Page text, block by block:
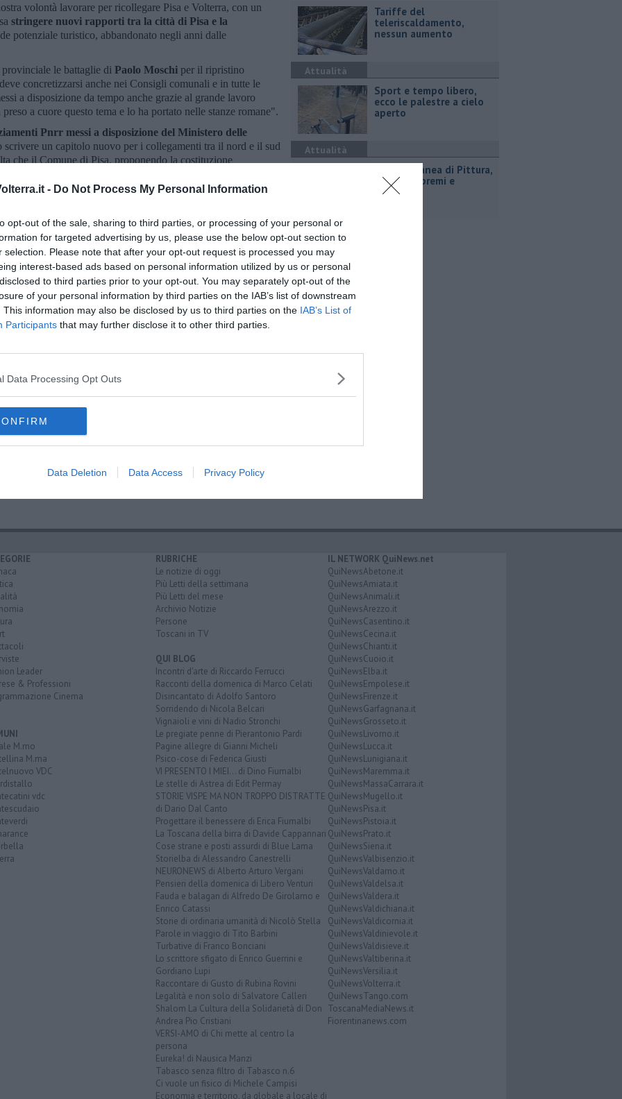
- Do Not Process My Personal Information
opt-out of the sale, sharing to third parties, or processing of your personal or
for targeted advertising by us, please use the below opt-out section to
selection. Please note that after your opt-out request is processed you may
interest-based ads based on personal information utilized by us or personal
to third parties prior to your opt-out. You may separately opt-out of the
of your personal information by third parties on the IAB’s list of downstream
This information may also be disclosed by us to third parties on the IAB’s List of
Participants that may further disclose it to other third parties.
Data Processing Opt Outs
Data Deletion Data Access Privacy Policy
volontà lavorare per ricollegare Pisa e Volterra, con un
stringere nuovi rapporti tra la città di Pisa e la
potenziale turistico, abbandonato negli anni dalle
le battaglie di Paolo Moschi per il ripristino
concretizzarsi anche nei Consigli comunali e in tutte le
a disposizione da tempo anche grazie al grande lavoro
a cuore questo tema e lo ha portato nelle stanze romane".
Pnrr messi a disposizione del Ministero delle
scrivere un capitolo nuovo per i collegamenti tra il nord e il sud
che il Comune di Pisa, proponendo la costituzione
di rafforzare il legame con Volterra e Cecina: il nostro
sta già seguendo la questione ferroviaria: dobbiamo essere
la storia dei rapporti tra territori distanti ma dal grande
iscriviti allaNewsletter QUInews - ToscanaMedia.
nella tua casella di posta.
al progetto"
del treno
Tariffe del
teleriscaldamento,
nessun aumento
Attualità
Sport e tempo libero,
ecco le palestre a cielo
aperto
Attualità
Estemporanea di Pittura,
decine di premi e
menzioni
Leader
& Professioni
Cinema
M.mo
M.ma
VDC
vdc
RUBRICHE
Le notizie di oggi
Più Letti della settimana
Più Letti del mese
Archivio Notizie
Persone
Toscani in TV
QUI BLOG
Incontri d'arte di Riccardo Ferrucci
Racconti della domenica di Marco Celati
Disincantato di Adolfo Santoro
Sorridendo di Nicola Belcari
Vignaioli e vini di Nadio Stronchi
Le pregiate penne di Pierantonio Pardi
Pagine allegre di Gianni Micheli
Psico-cose di Federica Giusti
VI PRESENTO I MIEI... di Dino Fiumalbi
Le stelle di Astrea di Edit Permay
STORIE VISPE MA NON TROPPO DISTRATTE
di Dario Dal Canto
Progettare il benessere di Erica Fiumalbi
La Toscana della birra di Davide Cappannari
Cose strane e posti assurdi di Blue Lama
Storielba di Alessandro Canestrelli
NEURONEWS di Alberto Arturo Vergani
Pensieri della domenica di Libero Venturi
Fauda e balagan di Alfredo De Girolamo e
Enrico Catassi
Storie di ordinaria umanità di Nicolò Stella
Parole in viaggio di Tito Barbini
Turbative di Franco Bonciani
Lo scrittore sfigato di Enrico Guerrini e
Gordiano Lupi
Raccontare di Gusto di Rubina Rovini
Legalità e non solo di Salvatore Calleri
Shalom La Cultura della Solidarietà di Don
Andrea Pio Cristiani
VERSI-AMO di Chi mette al centro la
persona
Eureka! di Nausica Manzi
Tabasco senza filtro di Tabasco n.6
Ci vuole un fisico di Michele Campisi
Economia e territorio, da globale a locale di
IL NETWORK QuiNews.net
QuiNewsAbetone.it
QuiNewsAmiata.it
QuiNewsAnimali.it
QuiNewsArezzo.it
QuiNewsCasentino.it
QuiNewsCecina.it
QuiNewsChianti.it
QuiNewsCuoio.it
QuiNewsElba.it
QuiNewsEmpolese.it
QuiNewsFirenze.it
QuiNewsGarfagnana.it
QuiNewsGrosseto.it
QuiNewsLivorno.it
QuiNewsLucca.it
QuiNewsLunigiana.it
QuiNewsMaremma.it
QuiNewsMassaCarrara.it
QuiNewsMugello.it
QuiNewsPisa.it
QuiNewsPistoia.it
QuiNewsPrato.it
QuiNewsSiena.it
QuiNewsValbisenzio.it
QuiNewsValdarno.it
QuiNewsValdelsa.it
QuiNewsValdera.it
QuiNewsValdichiana.it
QuiNewsValdicornia.it
QuiNewsValdinievole.it
QuiNewsValdisieve.it
QuiNewsValtiberina.it
QuiNewsVersilia.it
QuiNewsVolterra.it
QuiNewsTango.com
ToscanaMediaNews.it
Fiorentinanews.com